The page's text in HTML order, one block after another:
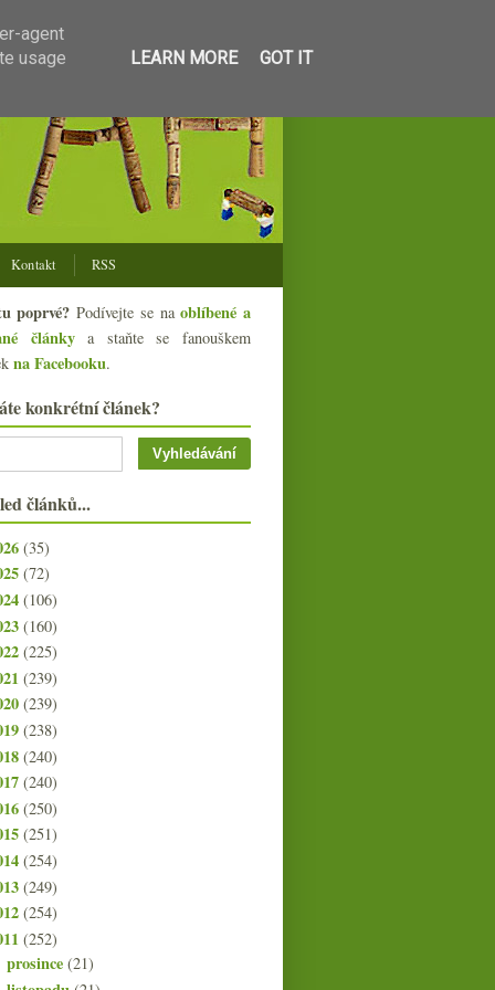
Kontakt RSS
poprvé? Podívejte se naoblíbené a
článkya staňte se fanouškem
na Facebooku.
konkrétní článek?
článků...
(35)
(72)
(106)
(160)
(225)
(239)
(239)
(238)
(240)
(240)
(250)
(251)
(254)
(249)
(254)
(252)
prosince(21)
agent
usage
LEARN MORE GOT IT